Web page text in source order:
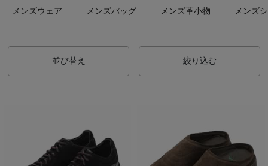
メンズウェア メンズバッグ メンズ革小物 メンズ
並び替え 絞り込む